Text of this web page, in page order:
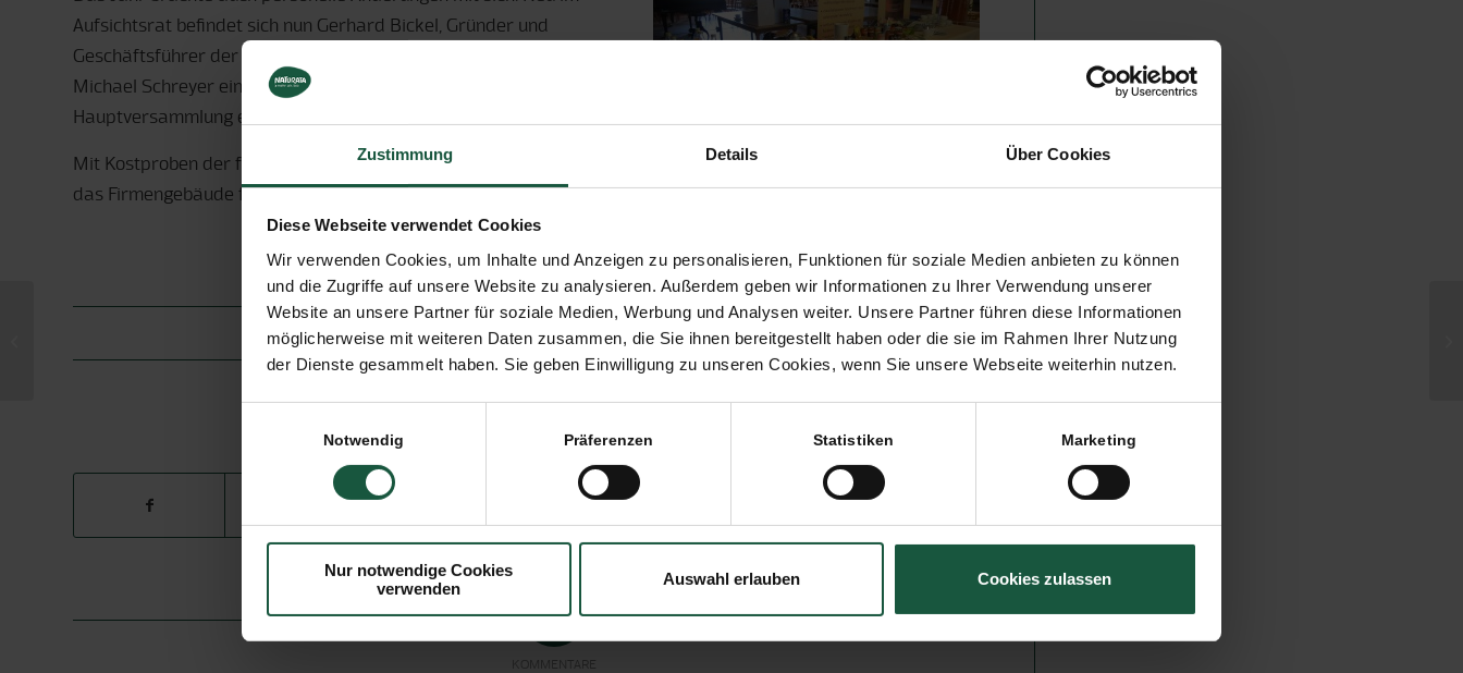
Zustimmung Details Über Cookies
Diese Webseite verwendet Cookies
Wir verwenden Cookies, um Inhalte und Anzeigen zu personalisieren, Funktionen für soziale Medien anbieten zu können
und die Zugriffe auf unsere Website zu analysieren. Außerdem geben wir Informationen zu Ihrer Verwendung unserer
Website an unsere Partner für soziale Medien, Werbung und Analysen weiter. Unsere Partner führen diese Informationen
möglicherweise mit weiteren Daten zusammen, die Sie ihnen bereitgestellt haben oder die sie im Rahmen Ihrer Nutzung
der Dienste gesammelt haben. Sie geben Einwilligung zu unseren Cookies, wenn Sie unsere Webseite weiterhin nutzen.
Notwendig Präferenzen Statistiken Marketing
Nur notwendige Cookies
verwenden
Auswahl erlauben Cookies zulassen
Aufsichtsrat befindet sich nun Gerhard Bickel, Gründer und
Geschäftsführer der ebl-Naturkost GmbH & Co. KG, der den Platz von
Michael Schreyer einnimmt, dessen Amtszeit mit der
Hauptversammlung endete.
Mit Kostproben der feinen Naturata Kaffees und einer Führung durch
das Firmengebäude für alle interessierten Aktionäre endete die Hauptversammlung 2013.
24. JULI 2013
Eintrag teilen
0
KOMMENTARE